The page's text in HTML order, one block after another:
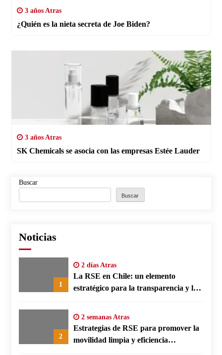
3 años Atras
¿Quién es la nieta secreta de Joe Biden?
3 años Atras
SK Chemicals se asocia con las empresas Estée Lauder
Buscar
Buscar
Noticias
1
2 días Atras
La RSE en Chile: un elemento
estratégico para la transparencia y la
2
2 semanas Atras
Estrategias de RSE para promover la
movilidad limpia y eficiencia